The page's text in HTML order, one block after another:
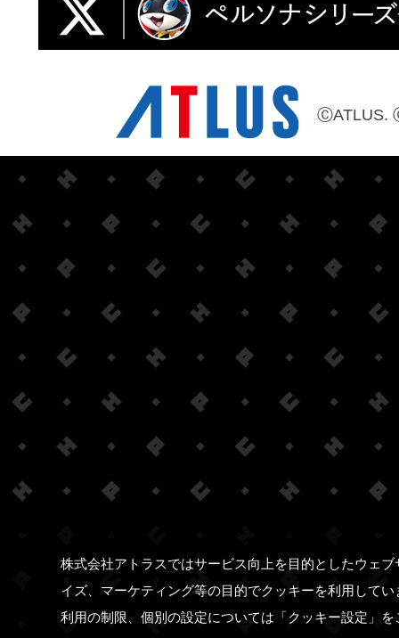
ⒸATLUS.
株式会社アトラスではサービス向上を目的としたウェ
イズ、マーケティング等の目的でクッキーを利用して
利用の制限、個別の設定については「クッキー設定」